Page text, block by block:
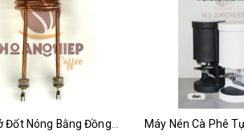
Máy Nén Cà Phê Tự Động - Tamper Electric 58MM